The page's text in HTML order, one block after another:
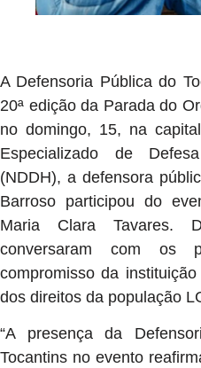
A Defensoria Pública do
20ª edição da Parada do
no domingo, 15, na
Especializado de
(NDDH), a defensora
Barroso participou do
Maria Clara Tavares.
conversaram com os
compromisso da
dos direitos da população
“A presença da
Tocantins no evento